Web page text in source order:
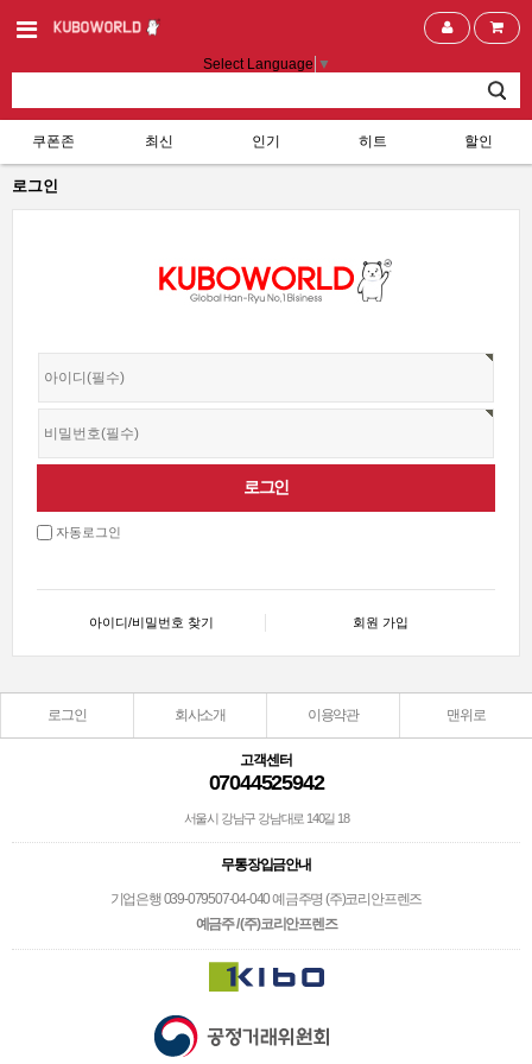
Select Language ▼
쿠폰존 최신 인기 히트 할인
로그인
자동로그인
아이디/비밀번호 찾기 회원 가입
로그인 회사소개 이용약관 맨위로
고객센터
07044525942
서울시 강남구 강남대로 140길 18
무통장입금안내
기업은행 039-079507-04-040 예금주명 (주)코리안프렌즈
예금주 / (주)코리안프렌즈